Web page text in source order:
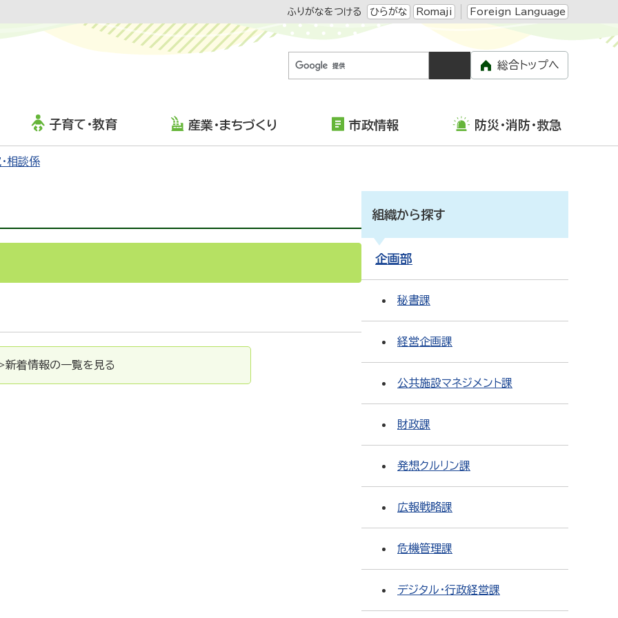
ふりがなをつける ひらがな Romaji Foreign Language
総合トップへ
子育て・教育 産業・まちづくり 市政情報 防災・消防・救急
相談係
着情報の一覧を見る
組織から探す
企画部
秘書課
経営企画課
公共施設マネジメント課
財政課
発想クルリン課
広報戦略課
危機管理課
デジタル・行政経営課